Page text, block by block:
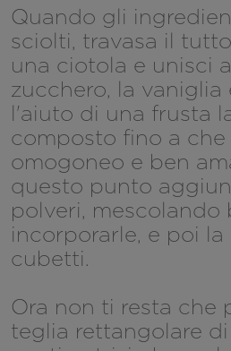
Quando gli
sciolti, travasa il
una ciotola e unisci
zucchero, la vaniglia
l'aiuto di una frusta
composto fino a che
omogoneo e ben
questo punto
polveri, mescolando
incorporarle, e poi la
cubetti.
Ora non ti resta che
teglia rettangolare